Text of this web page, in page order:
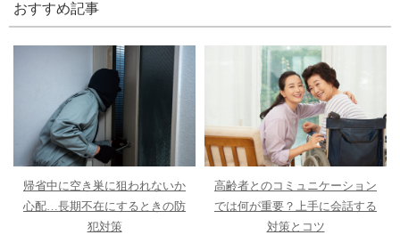
おすすめ記事
帰省中に空き巣に狙われないか
心配…長期不在にするときの防
犯対策
高齢者とのコミュニケーション
では何が重要？上手に会話する
対策とコツ